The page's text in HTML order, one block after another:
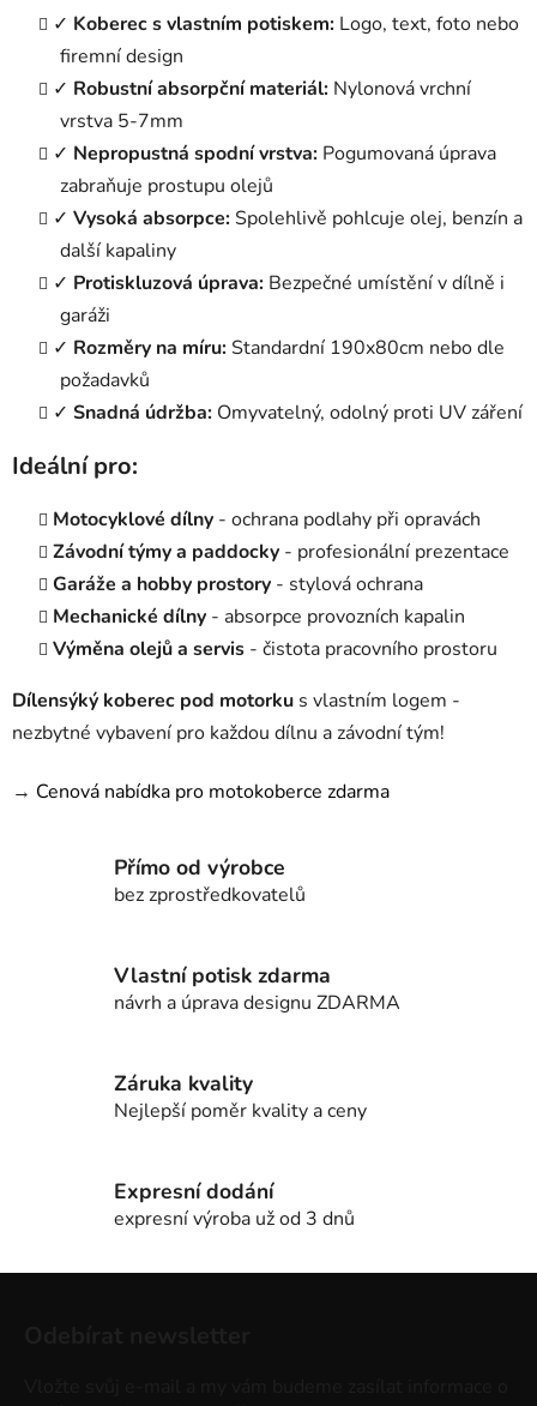
v
v
p
i
s
u
✓ Koberec s vlastním potiskem: Logo, text, foto nebo
firemní design
✓ Robustní absorpční materiál: Nylonová vrchní
vrstva 5-7mm
✓ Nepropustná spodní vrstva: Pogumovaná úprava
zabraňuje prostupu olejů
✓ Vysoká absorpce:Spolehlivě pohlcuje olej, benzín a
další kapaliny
✓ Protiskluzová úprava: Bezpečné umístění v dílně i
garáži
✓ Rozměry na míru:Standardní 190x80cm nebo dle
požadavků
✓ Snadná údržba: Omyvatelný, odolný proti UV záření
Ideální pro:
Motocyklové dílny - ochrana podlahy při opravách
Závodní týmy a paddocky - profesionální prezentace
Garáže a hobby prostory - stylová ochrana
Mechanické dílny - absorpce provozních kapalin
Výměna olejů a servis - čistota pracovního prostoru
Dílensýký koberec pod motorku s vlastním logem -
nezbytné vybavení pro každou dílnu a závodní tým!
→ Cenová nabídka pro motokoberce zdarma
Přímo od výrobce
bez zprostředkovatelů
Vlastní potisk zdarma
návrh a úprava designu ZDARMA
Záruka kvality
Nejlepší poměr kvality a ceny
Expresní dodání
expresní výroba už od 3 dnů